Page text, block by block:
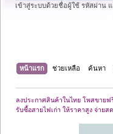
เข้าสู่ระบบด้วยชื่อผู้ใช้ รหัสผ่าน
หน้าแรก ช่วยเหลือ ค้นหา
ลงประกาศสินค้าในไทย โพสขายฟ
รับซื้อสายไฟเก่า ให้ราคาสูง จ่าย